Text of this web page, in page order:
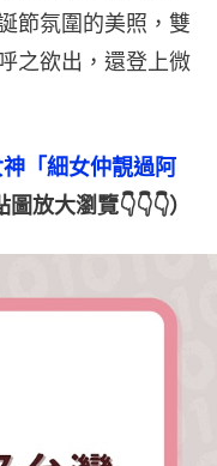
節氛圍的美照，雙
之欲出，還登上微
「細女仲靚過阿
圖放大瀏覽👇👇👇）